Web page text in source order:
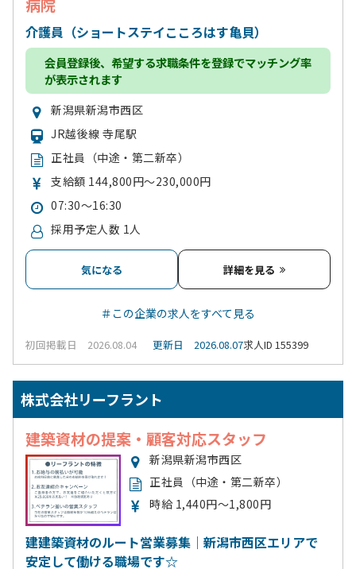
病院
介護員（ショートステイこころはす亀貝）
会員登録後、希望する求職条件を登録でマッチング率
が表示されます
新潟県新潟市西区
JR越後線 寺尾駅
正社員（中途・第二新卒）
支給額 144,800円～230,000円
07:30～16:30
採用予定人数 1人
気になる 詳細を見る
＃この企業の求人をすべて見る
初回掲載日 2026.08.04 更新日 2026.08.07求人ID 155399
株式会社リーフラント
建築資材の提案・顧客対応スタッフ
新潟県新潟市西区
正社員（中途・第二新卒）
時給 1,440円～1,800円
建建築資材のルート営業募集｜新潟市西区エリアで
安定して働ける職場です☆